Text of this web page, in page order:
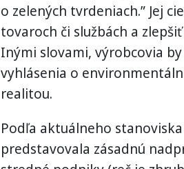
o zelených tvrdeniach.” Jej
tovaroch či službách a
Inými slovami, výrobcovia
vyhlásenia o
realitou.
Podľa aktuálneho
predstavovala zásadnú